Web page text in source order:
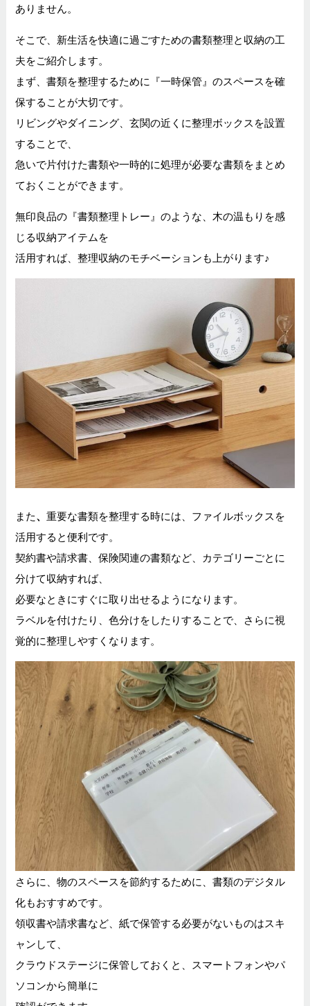
ありません。
そこで、新生活を快適に過ごすための書類整理と収納の工
夫をご紹介します。
まず、書類を整理するために『一時保管』のスペースを確
保することが大切です。
リビングやダイニング、玄関の近くに整理ボックスを設置
することで、
急いで片付けた書類や一時的に処理が必要な書類をまとめ
ておくことができます。
無印良品の『書類整理トレー』のような、木の温もりを感
じる収納アイテムを
活用すれば、整理収納のモチベーションも上がります♪
また、 重要な書類を整理する時には、ファイルボックスを
活用すると便利です。
契約書や請求書、保険関連の書類など、カテゴリーごとに
分けて収納すれば、
必要なときにすぐに取り出せるようになります。
ラベルを付けたり、色分けをしたりすることで、さらに視
覚的に整理しやすくなります。
さらに、物のスペースを節約するために、書類のデジタル
化もおすすめです。
領収書や請求書など、紙で保管する必要がないものはスキ
ャンして、
クラウドステージに保管しておくと、スマートフォンやパ
ソコンから簡単に